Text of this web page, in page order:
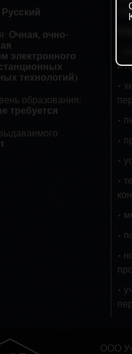
Русский
Очная, очно-
электронного
технологий)
образования:
требуется
и
•
•
•
•
•
•
•
•
•
ООО